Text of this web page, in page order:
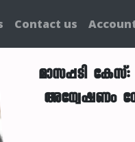
Contact us
മാസപ്പടി
അന്വേഷണം